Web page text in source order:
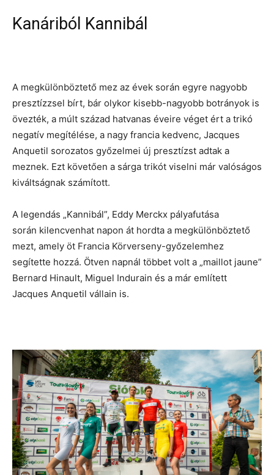
Kanáriból Kannibál
A megkülönböztető mez az évek során egyre nagyobb
presztízzsel bírt, bár olykor kisebb-nagyobb botrányok is
övezték, a múlt század hatvanas éveire véget ért a trikó
negatív megítélése, a nagy francia kedvenc, Jacques
Anquetil sorozatos győzelmei új presztízst adtak a
meznek. Ezt követően a sárga trikót viselni már valóságos
kiváltságnak számított.
A legendás „Kannibál”, Eddy Merckx pályafutása
során kilencvenhat napon át hordta a megkülönböztető
mezt, amely öt Francia Körverseny-győzelemhez
segítette hozzá. Ötven napnál többet volt a „maillot jaune”
Bernard Hinault, Miguel Indurain és a már említett
Jacques Anquetil vállain is.